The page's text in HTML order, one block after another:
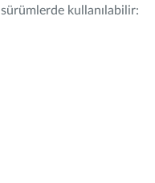
sürümlerde kullanılabilir: